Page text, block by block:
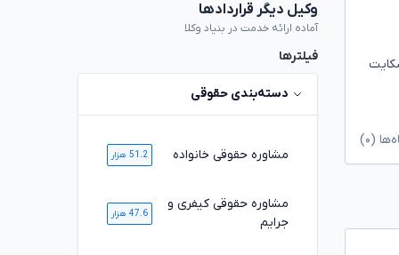
پرداخت کردیم ولی شکایت
(۰)
وکیل دیگر قراردادها
آماده ارائه خدمت در بنیاد وکلا
فیلترها
دسته‌بندی حقوقی
مشاوره حقوقی خانواده 51.2 هزار
مشاوره حقوقی کیفری و
جرایم
47.6 هزار